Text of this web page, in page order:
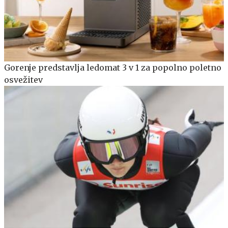
Gorenje predstavlja ledomat 3 v 1 za popolno poletno
osvežitev